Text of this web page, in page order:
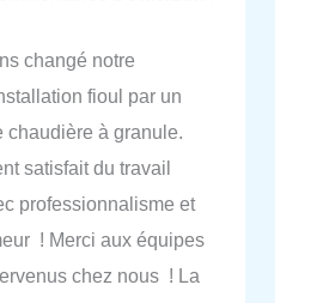
changé notre
fioul par un
chaudière à granule.
satisfait du travail
professionnalisme et
! Merci aux équipes
chez nous ! La